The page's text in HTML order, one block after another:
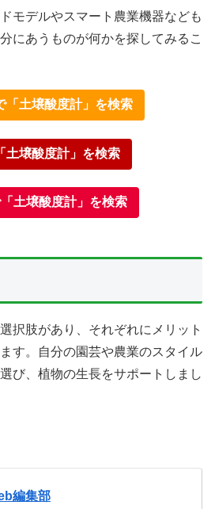
モデルやスマート農業機器なども
にあうものが何かを探してみるこ
「土壌酸度計」を検索
土壌酸度計」を検索
土壌酸度計」を検索
択肢があり、それぞれにメリット
す。自分の園芸や農業のスタイル
び、植物の生長をサポートしまし
編集部